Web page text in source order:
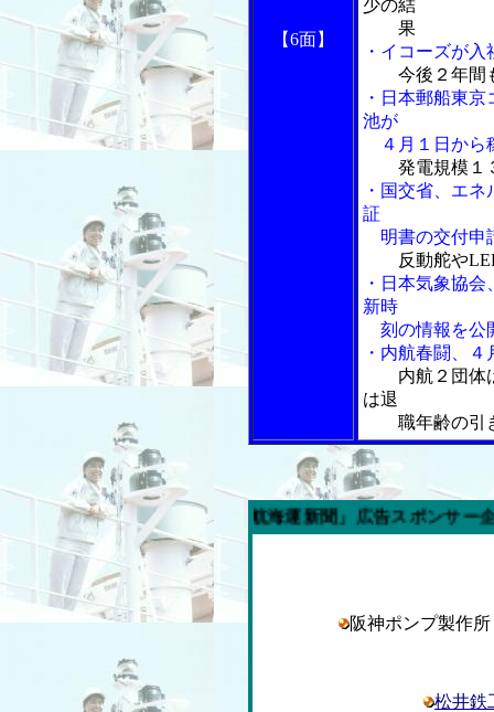
【6面】
少の結
果
・イコーズが
今後２年間
・日本郵船東
池が
４月１日から
発電規模１
・国交省、エ
証
明書の交付申
反動舵や
・日本気象協
新時
刻の情報を公
・内航春闘、
内航２団体
は退
職年齢の引
今週の「内航海運新聞」広告スポンサー企業
阪神ポンプ製作
松井鉄